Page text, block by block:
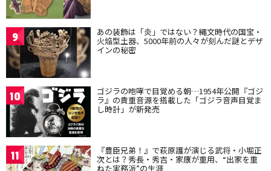
9 あの装飾は「炎」ではない？縄文時代の国宝・
火焔型土器、5000年前の人々が刻んだ謎とデザ
インの秘密
10 ゴジラの咆哮で目覚める朝…1954年公開『ゴジ
ラ』の貴重音源を搭載した「ゴジラ音声目覚ま
し時計」が新発売
11 『豊臣兄弟！』で萩原護が演じる武将・小堀正
次とは？秀長・秀吉・家康が重用、“出家を重
ねた実務派”の生涯